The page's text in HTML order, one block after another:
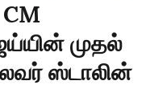
முதல்
ஸ்டாலின்